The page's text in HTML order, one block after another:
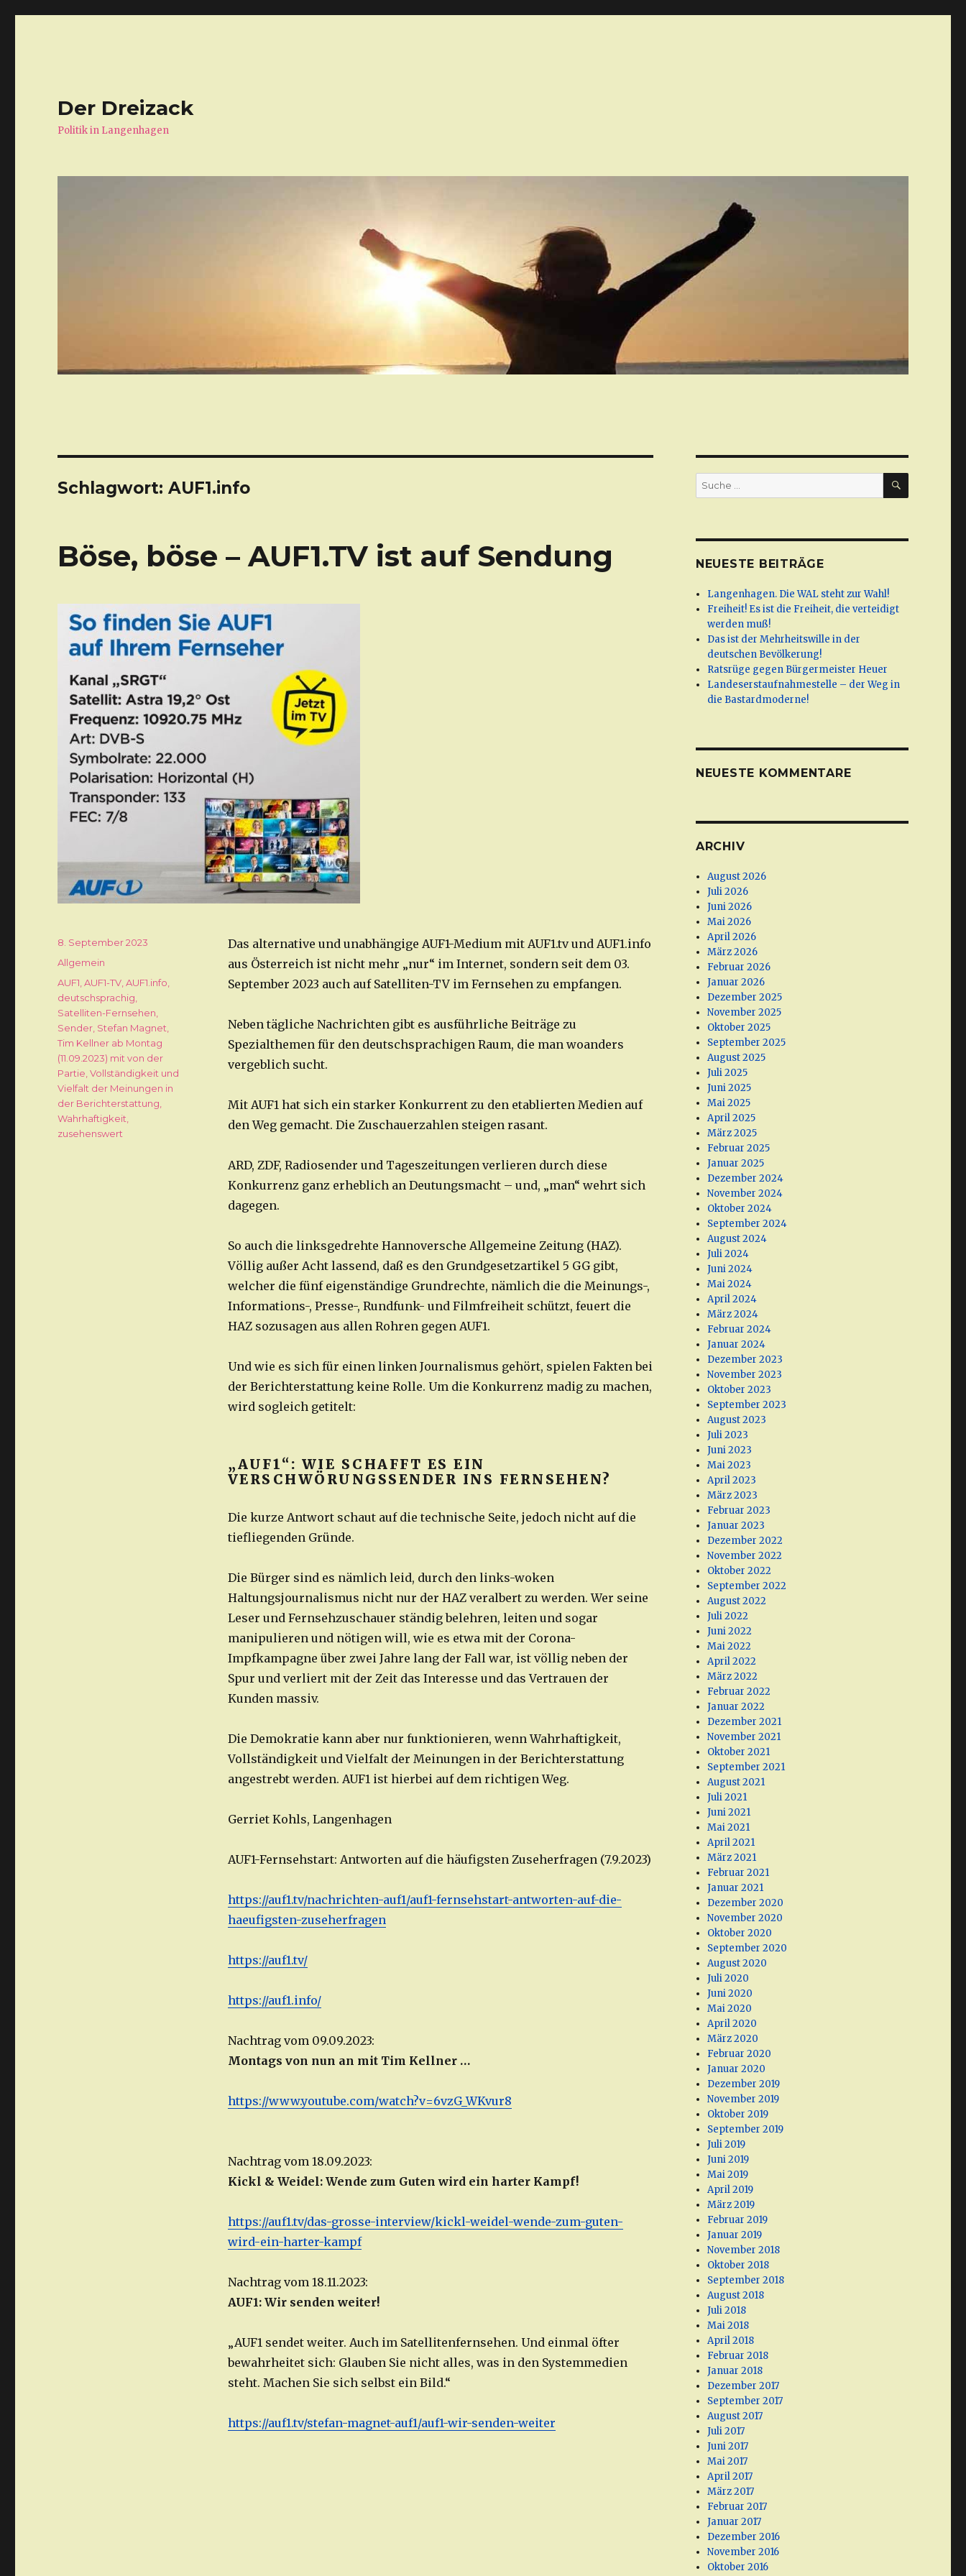
Der Dreizack
Politik in Langenhagen
Schlagwort: AUF1.info
Böse, böse – AUF1.TV ist auf Sendung
Das alternative und unabhängige AUF1-Medium mit AUF1.tv und AUF1.info
aus Österreich ist nicht mehr „nur“ im Internet, sondern seit dem 03.
September 2023 auch auf Satelliten-TV im Fernsehen zu empfangen.
Neben tägliche Nachrichten gibt es ausführliche Beiträge zu
Spezialthemen für den deutschsprachigen Raum, die man woanders
vergeblich sucht.
Mit AUF1 hat sich ein starker Konkurrent zu den etablierten Medien auf
den Weg gemacht. Die Zuschauerzahlen steigen rasant.
ARD, ZDF, Radiosender und Tageszeitungen verlieren durch diese
Konkurrenz ganz erheblich an Deutungsmacht – und, „man“ wehrt sich
dagegen.
So auch die linksgedrehte Hannoversche Allgemeine Zeitung (HAZ).
Völlig außer Acht lassend, daß es den Grundgesetzartikel 5 GG gibt,
welcher die fünf eigenständige Grundrechte, nämlich die die Meinungs-,
Informations-, Presse-, Rundfunk- und Filmfreiheit schützt, feuert die
HAZ sozusagen aus allen Rohren gegen AUF1.
Und wie es sich für einen linken Journalismus gehört, spielen Fakten bei
der Berichterstattung keine Rolle. Um die Konkurrenz madig zu machen,
wird sogleich getitelt:
„AUF1“: WIE SCHAFFT ES EIN
VERSCHWÖRUNGSSENDER INS FERNSEHEN?
Die kurze Antwort schaut auf die technische Seite, jedoch nicht auf die
tiefliegenden Gründe.
Die Bürger sind es nämlich leid, durch den links-woken
Haltungsjournalismus nicht nur der HAZ veralbert zu werden. Wer seine
Leser und Fernsehzuschauer ständig belehren, leiten und sogar
manipulieren und nötigen will, wie es etwa mit der Corona-
Impfkampagne über zwei Jahre lang der Fall war, ist völlig neben der
Spur und verliert mit der Zeit das Interesse und das Vertrauen der
Kunden massiv.
Die Demokratie kann aber nur funktionieren, wenn Wahrhaftigkeit,
Vollständigkeit und Vielfalt der Meinungen in der Berichterstattung
angestrebt werden. AUF1 ist hierbei auf dem richtigen Weg.
Gerriet Kohls, Langenhagen
AUF1-Fernsehstart: Antworten auf die häufigsten Zuseherfragen (7.9.2023)
https://auf1.tv/nachrichten-auf1/auf1-fernsehstart-antworten-auf-die-
haeufigsten-zuseherfragen
https://auf1.tv/
https://auf1.info/
Nachtrag vom 09.09.2023:
Montags von nun an mit Tim Kellner …
https://www.youtube.com/watch?v=6vzG_WKvur8
Nachtrag vom 18.09.2023:
Kickl & Weidel: Wende zum Guten wird ein harter Kampf!
https://auf1.tv/das-grosse-interview/kickl-weidel-wende-zum-guten-
wird-ein-harter-kampf
Nachtrag vom 18.11.2023:
AUF1: Wir senden weiter!
„AUF1 sendet weiter. Auch im Satellitenfernsehen. Und einmal öfter
bewahrheitet sich: Glauben Sie nicht alles, was in den Systemmedien
steht. Machen Sie sich selbst ein Bild.“
https://auf1.tv/stefan-magnet-auf1/auf1-wir-senden-weiter
Veröffentlicht
am
8. September 2023
Kategorien
Allgemein
Schlagwörter
AUF1 ,AUF1-TV ,AUF1.info
deutschsprachig
Satelliten-Fernsehen
Sender Stefan Magnet
Tim Kellner ab Montag
(11.09.2023) mit von der
Partie ,Vollständigkeit und
Vielfalt der Meinungen in
der Berichterstattung
Wahrhaftigkeit
zusehenswert
Suche
nach:
SUCHE
NEUESTE BEITRÄGE
Langenhagen. Die WAL steht zur Wahl!
Freiheit! Es ist die Freiheit, die verteidigt
werden muß!
Das ist der Mehrheitswille in der
deutschen Bevölkerung!
Ratsrüge gegen Bürgermeister Heuer
Landeserstaufnahmestelle – der Weg in
die Bastardmoderne!
NEUESTE KOMMENTARE
ARCHIV
August 2026
Juli 2026
Juni 2026
Mai 2026
April 2026
März 2026
Februar 2026
Januar 2026
Dezember 2025
November 2025
Oktober 2025
September 2025
August 2025
Juli 2025
Juni 2025
Mai 2025
April 2025
März 2025
Februar 2025
Januar 2025
Dezember 2024
November 2024
Oktober 2024
September 2024
August 2024
Juli 2024
Juni 2024
Mai 2024
April 2024
März 2024
Februar 2024
Januar 2024
Dezember 2023
November 2023
Oktober 2023
September 2023
August 2023
Juli 2023
Juni 2023
Mai 2023
April 2023
März 2023
Februar 2023
Januar 2023
Dezember 2022
November 2022
Oktober 2022
September 2022
August 2022
Juli 2022
Juni 2022
Mai 2022
April 2022
März 2022
Februar 2022
Januar 2022
Dezember 2021
November 2021
Oktober 2021
September 2021
August 2021
Juli 2021
Juni 2021
Mai 2021
April 2021
März 2021
Februar 2021
Januar 2021
Dezember 2020
November 2020
Oktober 2020
September 2020
August 2020
Juli 2020
Juni 2020
Mai 2020
April 2020
März 2020
Februar 2020
Januar 2020
Dezember 2019
November 2019
Oktober 2019
September 2019
Juli 2019
Juni 2019
Mai 2019
April 2019
März 2019
Februar 2019
Januar 2019
November 2018
Oktober 2018
September 2018
August 2018
Juli 2018
Mai 2018
April 2018
Februar 2018
Januar 2018
Dezember 2017
September 2017
August 2017
Juli 2017
Juni 2017
Mai 2017
April 2017
März 2017
Februar 2017
Januar 2017
Dezember 2016
November 2016
Oktober 2016